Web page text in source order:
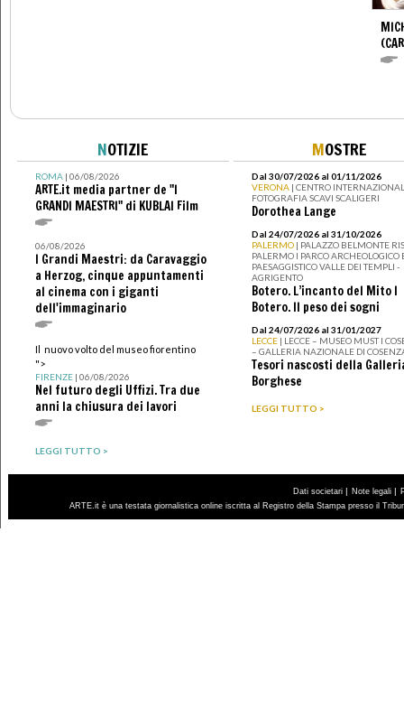
NOTIZIE
ROMA| 06/08/2026
ARTE.it media partner de "I
GRANDI MAESTRI" di KUBLAI Film
06/08/2026
I Grandi Maestri: da Caravaggio
a Herzog, cinque appuntamenti
al cinema con i giganti
dell'immaginario
Il nuovo volto del museo fiorentino
">
FIRENZE| 06/08/2026
Nel futuro degli Uffizi. Tra due
anni la chiusura dei lavori
LEGGI TUTTO >
MOSTRE
Dal 30/07/2026 al 01/11/2026
VERONA | CENTRO
FOTOGRAFIA SCAVI SCALIGERI
Dorothea Lange
Dal 24/07/2026 al 31/10/2026
PALERMO | PALAZZO BELMONTE
PALERMO I PARCO ARCHEOLOGICO
PAESAGGISTICO VALLE DEI TEMPLI -
AGRIGENTO
Botero. L’incanto del Mito I
Botero. Il peso dei sogni
Dal 24/07/2026 al 31/01/2027
LECCE | LECCE – MUSEO MUST I
– GALLERIA NAZIONALE DI
Tesori nascosti della
Borghese
LEGGI TUTTO >
Dati societari | Note legali |
ARTE.it è una testata giornalistica online iscritta al Registro della Stampa presso il